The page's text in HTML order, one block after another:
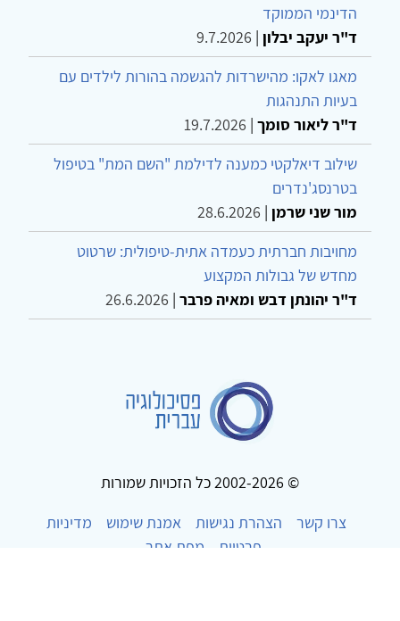
הדינמי הממוקד
ד"ר יעקב יבלון |
9.7.2026
מאגו לאקו: מהישרדות להגשמה בהורות לילדים עם
בעיות התנהגות
ד"ר ליאור סומך |
19.7.2026
שילוב דיאלקטי כמענה לדילמת "השם המת" בטיפול
בטרנסג'נדרים
מור שני שרמן |
28.6.2026
מחויבות חברתית כעמדה אתית-טיפולית: שרטוט
מחדש של גבולות המקצוע
ד"ר יהונתן דבש ומאיה פרבר |
26.6.2026
© 2002-2026 כל הזכויות שמורות
צרו קשר
הצהרת נגישות אמנת שימוש
מדיניות
פרטיות
מפת אתר